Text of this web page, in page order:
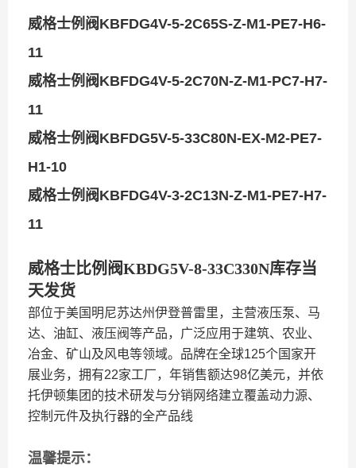
威格士例阀KBFDG4V-5-2C65S-Z-M1-PE7-H6-
11
威格士例阀KBFDG4V-5-2C70N-Z-M1-PC7-H7-
11
威格士例阀KBFDG5V-5-33C80N-EX-M2-PE7-
H1-10
威格士例阀KBFDG4V-3-2C13N-Z-M1-PE7-H7-
11
威格士比例阀KBDG5V-8-33C330N库存当
天发货
部位于美国 明尼苏达州伊登普雷里，主营液压泵、马
达、 油缸、 液压阀等产品，广泛应用于建筑、农业、
冶金、矿山及风电等领域。品牌在全球125个国家开
展业务，拥有22家工厂，年销售额达98亿美元，并依
托伊顿集团的技术研发与分销网络建立覆盖动力源、
控制元件及执行器的全产品线
温馨提示：